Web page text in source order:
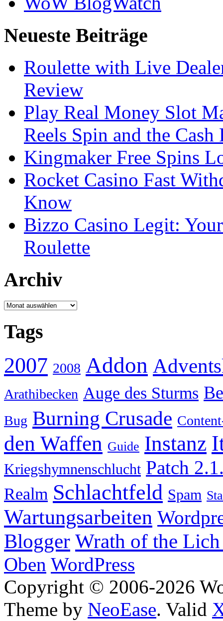
Neueste Beiträge
Roulette with Live
Review
Play Real Money Slot
Reels Spin and the Cash
Kingmaker Free Spins
Rocket Casino Fast
Know
Bizzo Casino Legit:
Roulette
Archiv
Archiv
Tags
2007 2008 Addon
Arathibecken Auge des Sturms
Bug Burning Crusade
den Waffen Guide Instanz
Kriegshymnenschlucht Patch
Realm Schlachtfeld Spam
Wartungsarbeiten
Blogger Wrath of the
Oben WordPress
Copyright © 2006-2026
Theme by NeoEase. Valid